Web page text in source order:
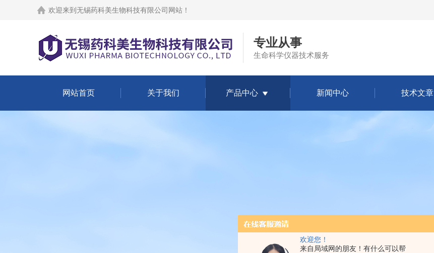
欢迎您！
来自局域网的朋友！有什么可以帮
欢迎来到 无锡药科美生物科技有限公司网站 ！
专业从事
生命科学仪器技术服务
网站首页 关于我们 产品中心 新闻中心 技术文章